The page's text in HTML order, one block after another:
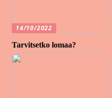
14/10/2022
Tarvitsetko lomaa?